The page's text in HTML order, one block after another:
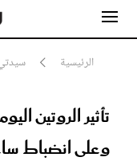
الرئيسية
تأثير الروتين
وعلى انضباط
مشاهير
جمال